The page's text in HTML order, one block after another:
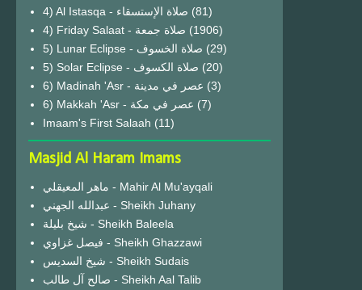
4) Al Istasqa - صلاة الإستسقاء (81)
4) Friday Salaat - صلاة جمعة (1906)
5) Lunar Eclipse - صلاة الخسوف (29)
(20)
6) Madinah 'Asr - عصر في مدينة (3)
6) Makkah 'Asr - عصر في مكة (7)
Imaam's First Salaah (11)
Masjid Al Haram Imams
ماهر المعيقلي - Mahir Al Mu'ayqali
عبدالله الجهني - Sheikh Juhany
شيخ بليلة - Sheikh Baleela
فيصل غزاوي - Sheikh Ghazzawi
شيخ السديس - Sheikh Sudais
صالح آل طالب - Sheikh Aal Talib